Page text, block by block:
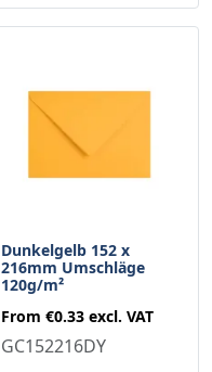
Dunkelgelb 152 x
216mm Umschläge
120g/m²
From €0.33 excl. VAT
GC152216DY